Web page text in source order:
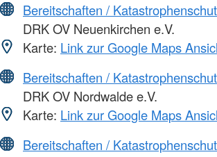
Bereitschaften /
DRK OV Neuenkirchen e.V.
Karte: Link zur Google Maps
Bereitschaften /
DRK OV Nordwalde e.V.
Karte: Link zur Google Maps
Bereitschaften /